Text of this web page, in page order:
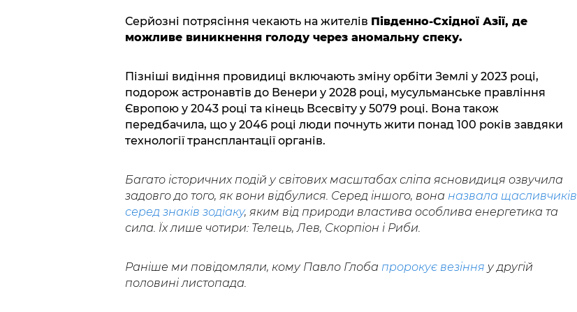
Серйозні потрясіння чекають на жителів Південно-Східної Азії, де
можливе виникнення голоду через аномальну спеку.
Пізніші видіння провидиці включають зміну орбіти Землі у 2023 році,
подорож астронавтів до Венери у 2028 році, мусульманське правління
Європою у 2043 році та кінець Всесвіту у 5079 році. Вона також
передбачила, що у 2046 році люди почнуть жити понад 100 років завдяки
технології трансплантації органів.
Багато історичних подій у світових масштабах сліпа ясновидиця озвучила
задовго до того, як вони відбулися. Серед іншого, вона назвала щасливчиків
серед знаків зодіаку, яким від природи властива особлива енергетика та
сила. Їх лише чотири: Телець, Лев, Скорпіон і Риби.
Раніше ми повідомляли, кому Павло Глоба пророкує везіння у другій
половині листопада.